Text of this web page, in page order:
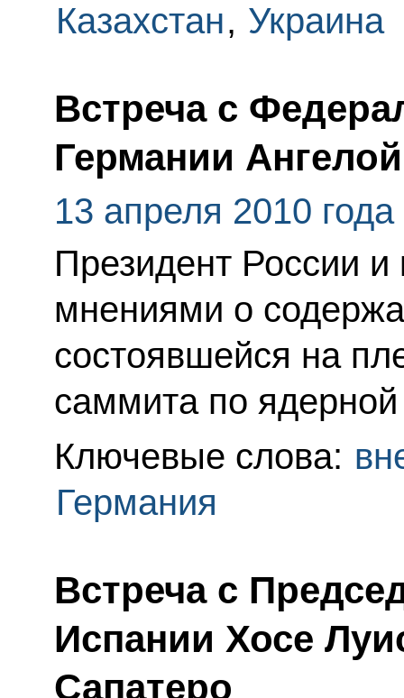
Казахстан, Украина
Встреча с
Германии
13 апреля 2010 года
Президент России
мнениями о
состоявшейся на
саммита по ядерной
Ключевые слова:
Германия
Встреча с
Испании Хосе
Сапатеро